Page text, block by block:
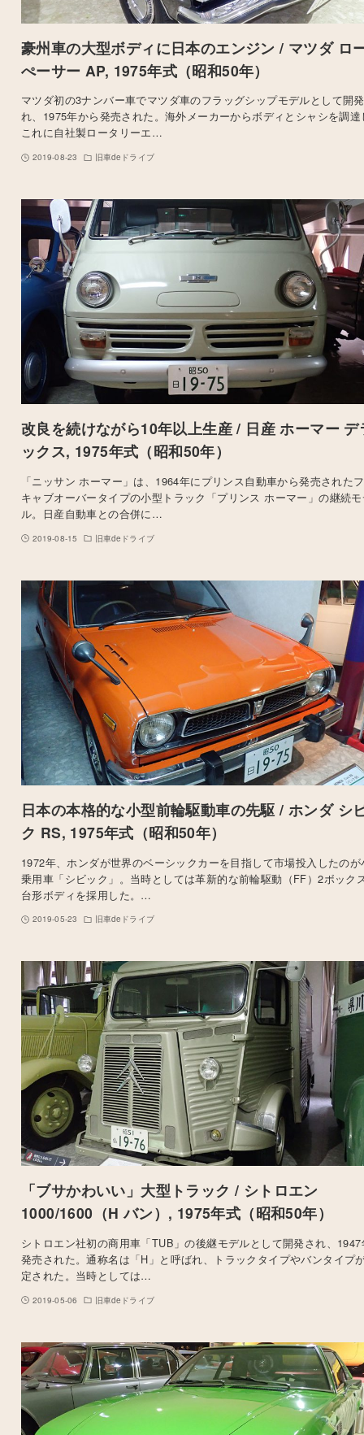
豪州車の大型ボディに日本のエンジン / マツダ ロ
ぺーサー AP, 1975年式（昭和50年）
マツダ初の3ナンバー車でマツダ車のフラッグシップモデルとして開
れ、1975年から発売された。海外メーカーからボディとシャシを調達
これに自社製ロータリーエ…
2019-08-23 旧車deドライブ
改良を続けながら10年以上生産 / 日産 ホーマー デ
ックス, 1975年式（昭和50年）
「ニッサン ホーマー」は、1964年にプリンス自動車から発売された
キャブオーバータイプの小型トラック「プリンス ホーマー」の継続
ル。日産自動車との合併に…
2019-08-15 旧車deドライブ
日本の本格的な小型前輪駆動車の先駆 / ホンダ シ
ク RS, 1975年式（昭和50年）
1972年、ホンダが世界のベーシックカーを目指して市場投入したのが
乗用車「シビック」。当時としては革新的な前輪駆動（FF）2ボック
台形ボディを採用した。…
2019-05-23 旧車deドライブ
「ブサかわいい」大型トラック / シトロエン
1000/1600（H バン）, 1975年式（昭和50年）
シトロエン社初の商用車「TUB」の後継モデルとして開発され、
発売された。通称名は「H」と呼ばれ、トラックタイプやバンタイプ
定された。当時としては…
2019-05-06 旧車deドライブ